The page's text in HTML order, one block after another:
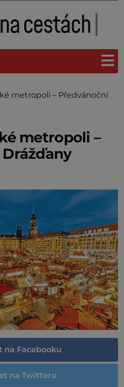
metropoli – Předvánoční
metropoli –
na Facebooku
na Twitteru